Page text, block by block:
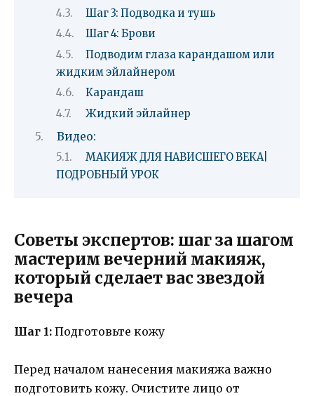
Шаг 3: Подводка и тушь
Шаг 4: Брови
Подводим глаза карандашом или
жидким эйлайнером
Карандаш
Жидкий эйлайнер
Видео:
МАКИЯЖ ДЛЯ НАВИСШЕГО ВЕКА|
ПОДРОБНЫЙ УРОК
Советы экспертов: шаг за шагом
мастерим вечерний макияж,
который сделает вас звездой
вечера
Шаг 1: Подготовьте кожу
Перед началом нанесения макияжа важно
подготовить кожу. Очистите лицо от